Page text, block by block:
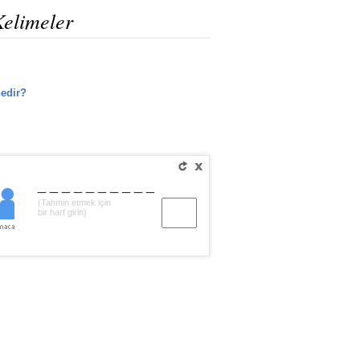
(Tahmin etmek için
bir harf girin)